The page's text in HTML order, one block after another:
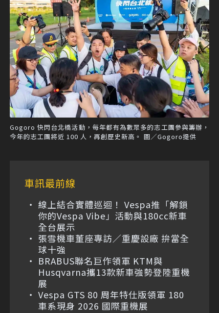
Gogoro 快閃台北橋活動，每年都有為數眾多的志工團參與籌辦，
今年的志工團將近 100 人，再創歷史新高。 圖／Gogoro提供
車訊最前線
線上結合實體巡迴！ Vespa推「解鎖
你的Vespa Vibe」活動與180cc新車
全台展示
張雪機車董座專訪／重慶設廠 拚當全
球十強
BRABUS聯名巨作領軍 KTM與
Husqvarna攜13款新車強勢登陸重機
展
Vespa GTS 80 周年特仕版領軍 180
車系現身 2026 國際重機展